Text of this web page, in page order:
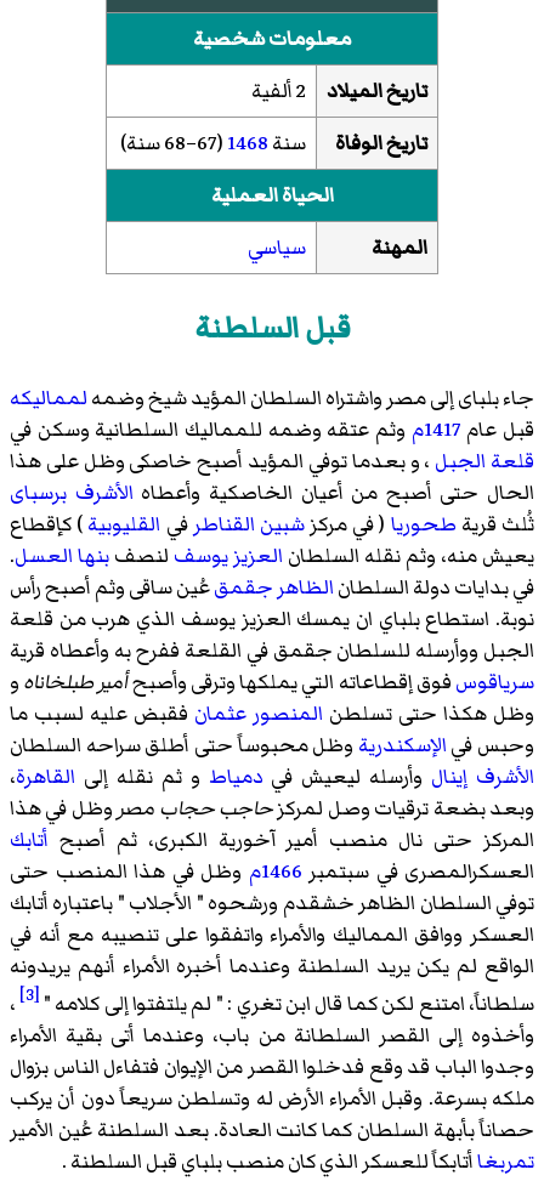
معلومات شخصية
تاريخ الميلاد
2 ألفية
تاريخ الوفاة
سنة1468(67–68 سنة)
الحياة العملية
المهنة
سياسي
قبل السلطنة
جاء بلباى إلى مصر واشتراه السلطان المؤيد شيخ وضمهلمماليكه
قبل عام 1417م
وثم عتقه وضمه للمماليك السلطانية وسكن في
قلعة الجبل ، و بعدما توفي المؤيد أصبح خاصكى وظل على هذا
الحال حتى أصبح من أعيان الخاصكية وأعطاه الأشرف برسباى
ثُلث قرية طحوريا ( في مركزشبين القناطر في القليوبية) كإقطاع
يعيش منه، وثم نقله السلطان العزيز يوسف لنصفبنها العسل.
في بدايات دولة السلطانالظاهر جقمقعُين ساقى وثم أصبح رأس
نوبة. استطاع بلباي ان يمسك العزيز يوسف الذي هرب من قلعة
الجبل ووأرسله للسلطان جقمق في القلعة ففرح به وأعطاه قرية
سرياقوسفوق إقطاعاته التي يملكها وترقى وأصبحأمير طبلخاناهو
وظل هكذا حتى تسلطن المنصور عثمان فقبض عليه لسبب ما
وحبس فيالإسكندرية وظل محبوساً حتى أطلق سراحه السلطان
الأشرف إينال وأرسله ليعيش في دمياط و ثم نقله إلى القاهرة،
وبعد بضعة ترقيات وصل لمركزحاجب حجاب مصر وظل في هذا
المركز حتى نال منصب أمير آخورية الكبرى، ثم أصبح أتابك
العسكرالمصرى في سبتمبر 1466م
وظل في هذا المنصب حتى
توفي السلطان الظاهر خشقدم ورشحوه " الأجلاب " باعتباره أتابك
العسكر ووافق المماليك والأمراء واتفقوا على تنصيبه مع أنه في
الواقع لم يكن يريد السلطنة وعندما أخبره الأمراء أنهم يريدونه
سلطاناً، امتنع لكن كما قال ابن تغري : " لم يلتفتوا إلى كلامه " [3]
،
وأخذوه إلى القصر السلطانة من باب، وعندما أتى بقية الأمراء
وجدوا الباب قد وقع فدخلوا القصر من الإيوان فتفاءل الناس بزوال
ملكه بسرعة. وقبل الأمراء الأرض له وتسلطن سريعاً دون أن يركب
حصاناً بأبهة السلطان كما كانت العادة. بعد السلطنة عُين الأمير
تمربغاأتابكاً للعسكر الذي كان منصب بلباي قبل السلطنة .